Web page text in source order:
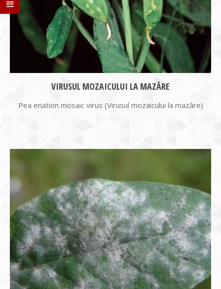
VIRUSUL MOZAICULUI LA MAZĂRE
Pea enation mosaic virus (Virusul mozaicului la mazăre)